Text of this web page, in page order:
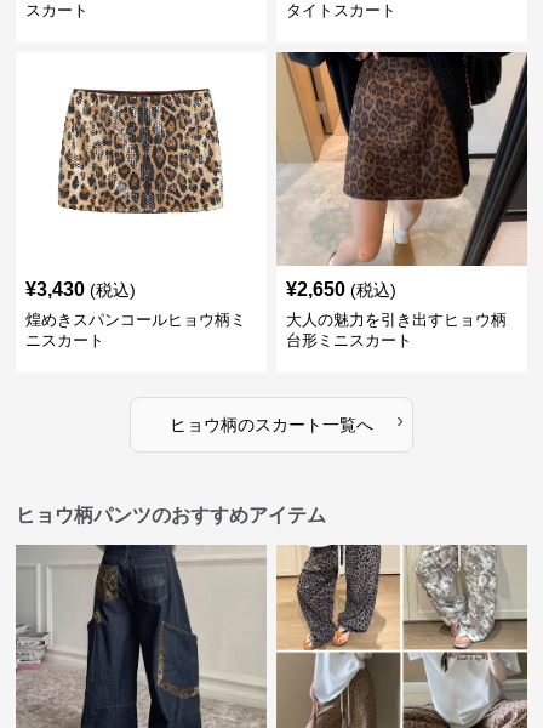
スカート
タイトスカート
¥3,430 (税込)
煌めきスパンコールヒョウ柄ミ
ニスカート
¥2,650 (税込)
大人の魅力を引き出すヒョウ柄
台形ミニスカート
ヒョウ柄のスカート一覧へ ›
ヒョウ柄パンツのおすすめアイテム